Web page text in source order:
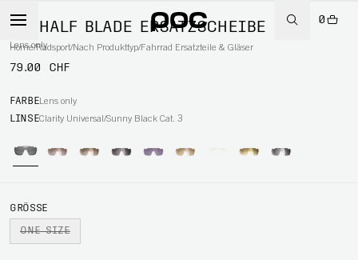
0
Home/Radsport/Nach Produkttyp/Fahrrad Ersatzteile & Gläser
DO HALF BLADE ERSATZSCHEIBE
Lens only
79.00 CHF
FARBELens only
LINSEClarity Universal/Sunny Black Cat. 3
GRÖSSE
ONE SIZE